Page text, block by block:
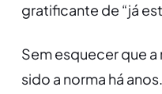
gratificante de “já
Sem esquecer que
sido a norma há